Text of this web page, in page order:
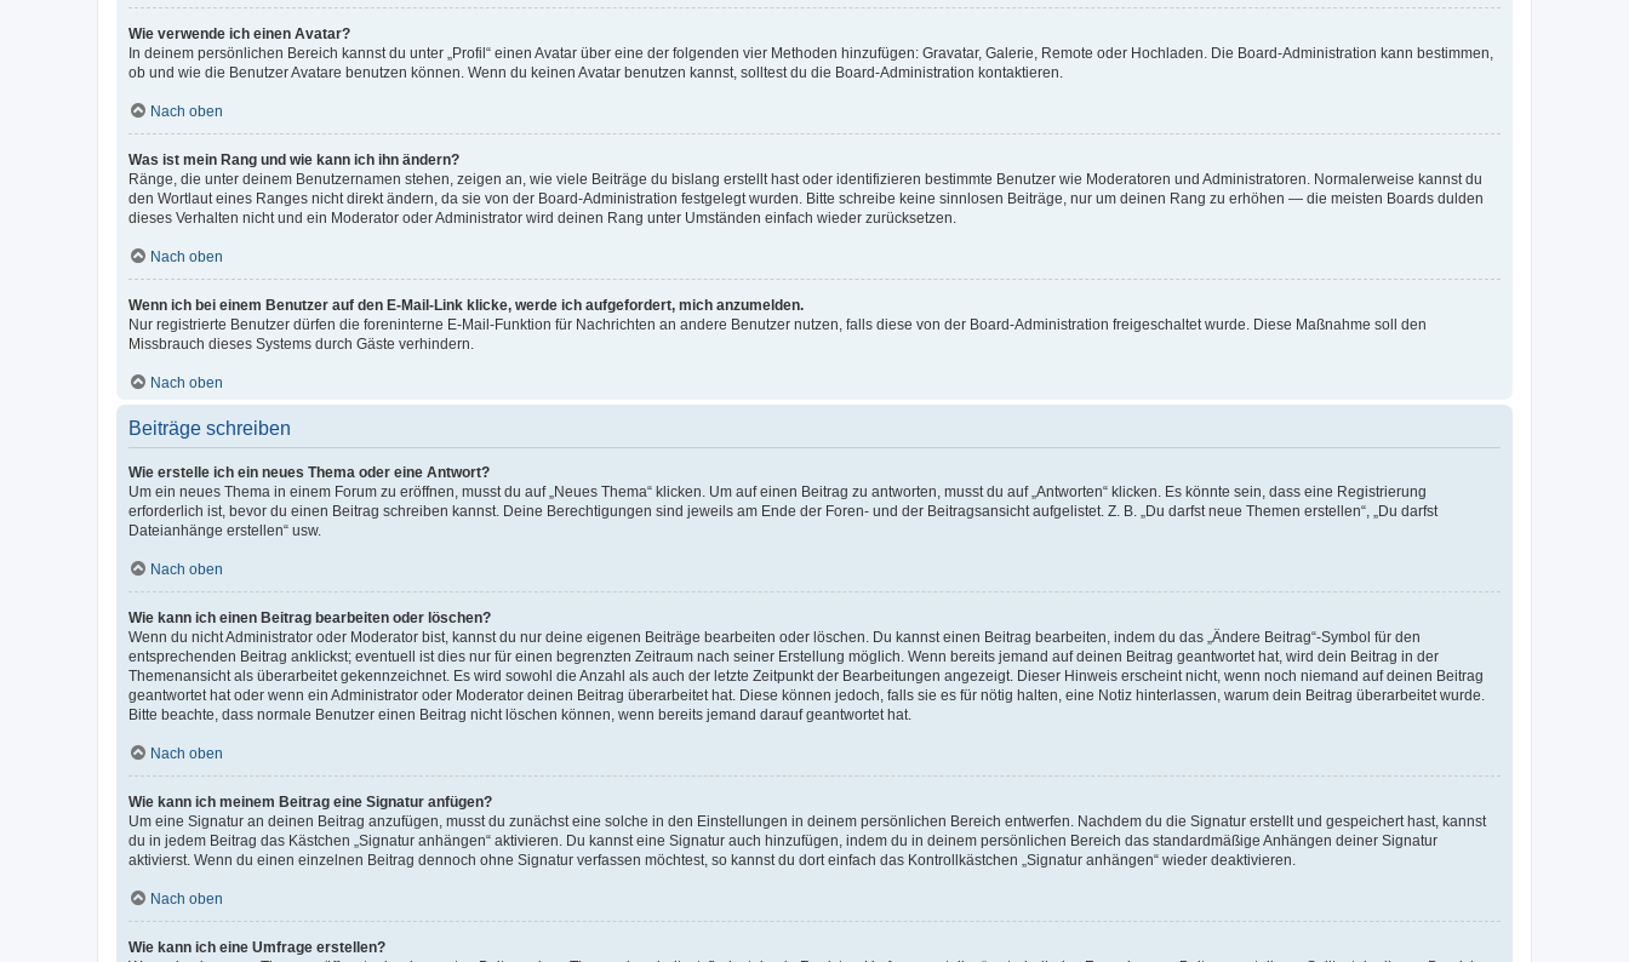
Wie verwende ich einen Avatar?
In deinem persönlichen Bereich kannst du unter „Profil“ einen Avatar über eine der folgenden vier Methoden hinzufügen: Gravatar, Galerie, Remote oder Hochladen. Die Board-Administration kann bestimmen,
ob und wie die Benutzer Avatare benutzen können. Wenn du keinen Avatar benutzen kannst, solltest du die Board-Administration kontaktieren.
Nach oben
Was ist mein Rang und wie kann ich ihn ändern?
Ränge, die unter deinem Benutzernamen stehen, zeigen an, wie viele Beiträge du bislang erstellt hast oder identifizieren bestimmte Benutzer wie Moderatoren und Administratoren. Normalerweise kannst du
den Wortlaut eines Ranges nicht direkt ändern, da sie von der Board-Administration festgelegt wurden. Bitte schreibe keine sinnlosen Beiträge, nur um deinen Rang zu erhöhen — die meisten Boards dulden
dieses Verhalten nicht und ein Moderator oder Administrator wird deinen Rang unter Umständen einfach wieder zurücksetzen.
Nach oben
Wenn ich bei einem Benutzer auf den E-Mail-Link klicke, werde ich aufgefordert, mich anzumelden.
Nur registrierte Benutzer dürfen die foreninterne E-Mail-Funktion für Nachrichten an andere Benutzer nutzen, falls diese von der Board-Administration freigeschaltet wurde. Diese Maßnahme soll den
Missbrauch dieses Systems durch Gäste verhindern.
Nach oben
Beiträge schreiben
Wie erstelle ich ein neues Thema oder eine Antwort?
Um ein neues Thema in einem Forum zu eröffnen, musst du auf „Neues Thema“ klicken. Um auf einen Beitrag zu antworten, musst du auf „Antworten“ klicken. Es könnte sein, dass eine Registrierung
erforderlich ist, bevor du einen Beitrag schreiben kannst. Deine Berechtigungen sind jeweils am Ende der Foren- und der Beitragsansicht aufgelistet. Z. B. „Du darfst neue Themen erstellen“, „Du darfst
Dateianhänge erstellen“ usw.
Nach oben
Wie kann ich einen Beitrag bearbeiten oder löschen?
Wenn du nicht Administrator oder Moderator bist, kannst du nur deine eigenen Beiträge bearbeiten oder löschen. Du kannst einen Beitrag bearbeiten, indem du das „Ändere Beitrag“-Symbol für den
entsprechenden Beitrag anklickst; eventuell ist dies nur für einen begrenzten Zeitraum nach seiner Erstellung möglich. Wenn bereits jemand auf deinen Beitrag geantwortet hat, wird dein Beitrag in der
Themenansicht als überarbeitet gekennzeichnet. Es wird sowohl die Anzahl als auch der letzte Zeitpunkt der Bearbeitungen angezeigt. Dieser Hinweis erscheint nicht, wenn noch niemand auf deinen Beitrag
geantwortet hat oder wenn ein Administrator oder Moderator deinen Beitrag überarbeitet hat. Diese können jedoch, falls sie es für nötig halten, eine Notiz hinterlassen, warum dein Beitrag überarbeitet wurde.
Bitte beachte, dass normale Benutzer einen Beitrag nicht löschen können, wenn bereits jemand darauf geantwortet hat.
Nach oben
Wie kann ich meinem Beitrag eine Signatur anfügen?
Um eine Signatur an deinen Beitrag anzufügen, musst du zunächst eine solche in den Einstellungen in deinem persönlichen Bereich entwerfen. Nachdem du die Signatur erstellt und gespeichert hast, kannst
du in jedem Beitrag das Kästchen „Signatur anhängen“ aktivieren. Du kannst eine Signatur auch hinzufügen, indem du in deinem persönlichen Bereich das standardmäßige Anhängen deiner Signatur
aktivierst. Wenn du einen einzelnen Beitrag dennoch ohne Signatur verfassen möchtest, so kannst du dort einfach das Kontrollkästchen „Signatur anhängen“ wieder deaktivieren.
Nach oben
Wie kann ich eine Umfrage erstellen?